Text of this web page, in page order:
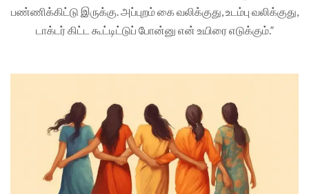
பண்ணிக்கிட்டு இருக்கு. அப்புறம் கை வலிக்குது, உடம்பு வலிக்குது,
டாக்டர் கிட்ட கூட்டிட்டுப் போன்னு என் உயிரை எடுக்கும்.”